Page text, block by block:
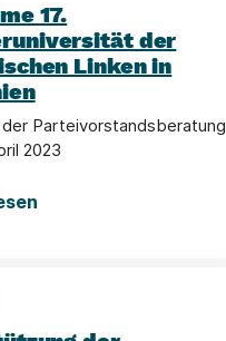
17.
der
Linken in
Parteivorstandsberatung
2023